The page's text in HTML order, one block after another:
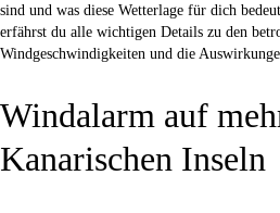
sind und was diese Wetterlage für dich
erfährst du alle wichtigen Details zu den
Windgeschwindigkeiten und die
Windalarm auf
Kanarischen Inseln